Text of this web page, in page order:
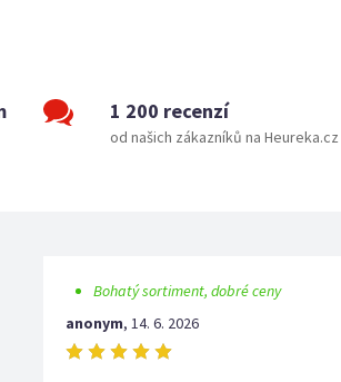
1 200 recenzí
od našich zákazníků na Heureka.cz
Bohatý sortiment, dobré ceny
anonym, 14. 6. 2026